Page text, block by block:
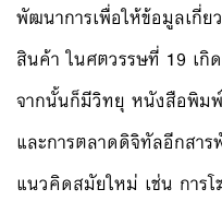
พัฒนาการเพื่อให้ข้อมูลเกี่
สินค้า ในศตวรรษที่ 19 เกิ
จากนั้นก็มีวิทยุ หนังสือพิม
และการตลาดดิจิทัลอีกสาร
แนวคิดสมัยใหม่ เช่น การ